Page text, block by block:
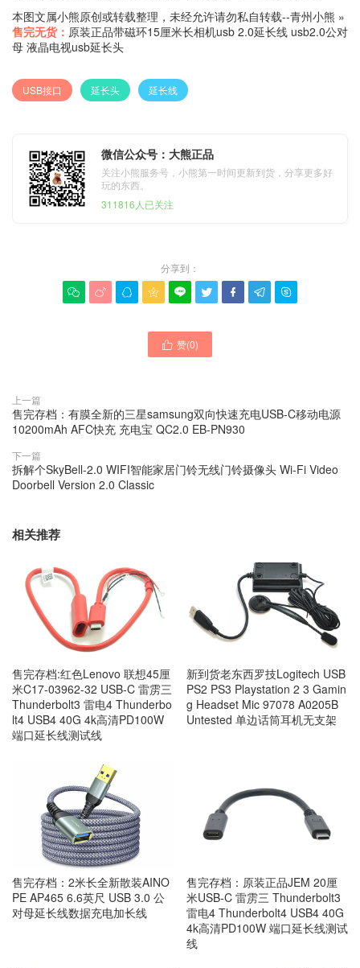
本图文属小熊原创或转载整理，未经允许请勿私自转载--青州小熊 »
售完无货： 原装正品带磁环15厘米长相机usb 2.0延长线 usb2.0公对
母 液晶电视usb延长头
USB接口 延长头 延长线
微信公众号：大熊正品
关注小熊服务号，小熊第一时间更新到货，分享更多好
玩的东西。
311816人已关注
分享到：
        
 赞(0)
上一篇
售完存档：有膜全新的三星samsung双向快速充电USB-C移动电源
10200mAh AFC快充 充电宝 QC2.0 EB-PN930
下一篇
拆解个SkyBell-2.0 WIFI智能家居门铃无线门铃摄像头 Wi-Fi Video
Doorbell Version 2.0 Classic
相关推荐
售完存档:红色Lenovo 联想45厘
米C17-03962-32 USB-C 雷雳三
Thunderbolt3 雷电4 Thunderbo
lt4 USB4 40G 4k高清PD100W
端口延长线测试线
新到货老东西罗技Logitech USB
PS2 PS3 Playstation 2 3 Gamin
g Headset Mic 97078 A0205B
Untested 单边话筒耳机无支架
售完存档：2米长全新散装AINO
PE AP465 6.6英尺 USB 3.0 公
对母延长线数据充电加长线
售完存档：原装正品JEM 20厘
米USB-C 雷雳三 Thunderbolt3
雷电4 Thunderbolt4 USB4 40G
4k高清PD100W 端口延长线测试
线